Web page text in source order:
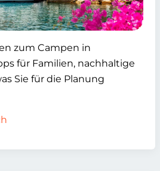
zum Campen in
für Familien, nachhaltige
Sie für die Planung